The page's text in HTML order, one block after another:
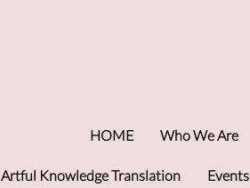
HOME Who We Are
Artful Knowledge Translation Events